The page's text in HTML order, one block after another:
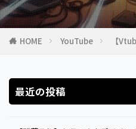
HOME YouTube 【
最近の投稿